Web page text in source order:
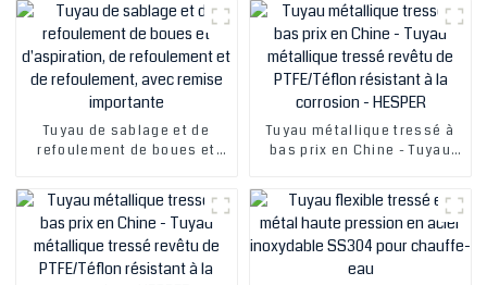
Tuyau de sablage et de
refoulement de boues et
refoulement et de
refoulement, avec remise
importante
Tuyau métallique tressé à
bas prix en Chine - Tuyau
PTFE/Téflon résistant à la
corrosion - HESPER